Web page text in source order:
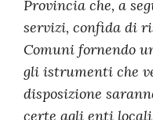
Provincia che, a
servizi, confida di
Comuni fornendo
gli istrumenti che
disposizione
certe agli enti